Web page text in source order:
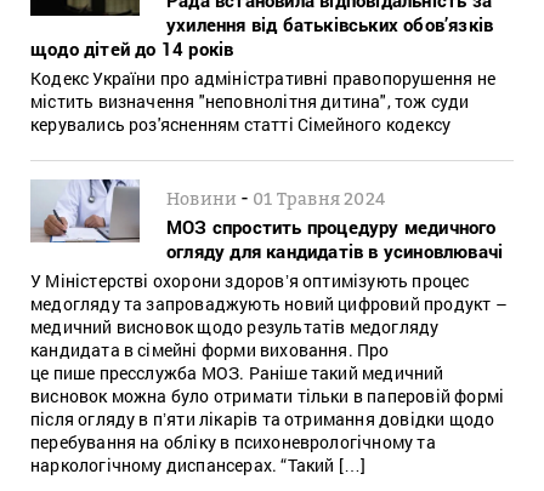
ухилення від батьківських обов’язків
щодо дітей до 14 років
Кодекс України про адміністративні правопорушення не
містить визначення "неповнолітня дитина", тож суди
керувались роз'ясненням статті Сімейного кодексу
Новини - 01 Травня 2024
МОЗ спростить процедуру медичного
огляду для кандидатів в усиновлювачі
У Міністерстві охорони здоровʼя оптимізують процес
медогляду та запроваджують новий цифровий продукт –
медичний висновок щодо результатів медогляду
кандидата в сімейні форми виховання. Про
це пише пресслужба МОЗ. Раніше такий медичний
висновок можна було отримати тільки в паперовій формі
після огляду в пʼяти лікарів та отримання довідки щодо
перебування на обліку в психоневрологічному та
наркологічному диспансерах. “Такий […]